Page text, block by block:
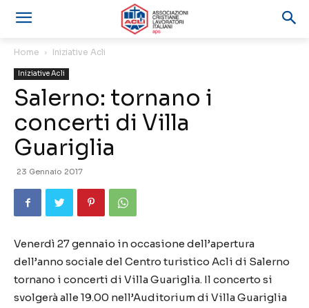
Home Iniziative Acli
Iniziative Acli
Salerno: tornano i
concerti di Villa
Guariglia
23 Gennaio 2017
Venerdì 27 gennaio in occasione dell’apertura
dell’anno sociale del Centro turistico Acli di Salerno
tornano i concerti di Villa Guariglia. Il concerto si
svolgerà alle 19.00 nell’Auditorium di Villa Guariglia